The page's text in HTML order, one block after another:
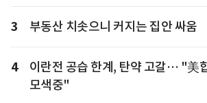
3 부동산 치솟으니 커지는 집안 싸움
4
이란전 공습 한계, 탄약 고갈… "美
모색중"